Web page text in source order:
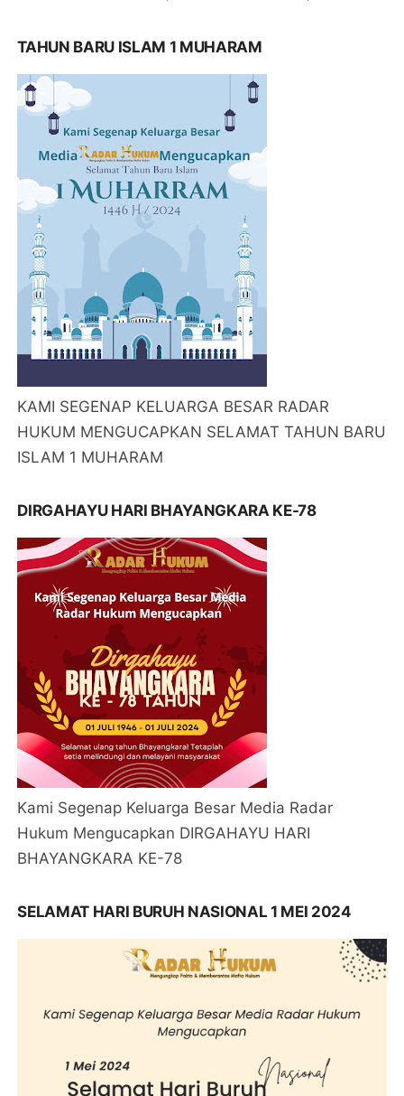
TAHUN BARU ISLAM 1 MUHARAM
KAMI SEGENAP KELUARGA BESAR RADAR
HUKUM MENGUCAPKAN SELAMAT TAHUN BARU
ISLAM 1 MUHARAM
DIRGAHAYU HARI BHAYANGKARA KE-78
Kami Segenap Keluarga Besar Media Radar
Hukum Mengucapkan DIRGAHAYU HARI
BHAYANGKARA KE-78
SELAMAT HARI BURUH NASIONAL 1 MEI 2024